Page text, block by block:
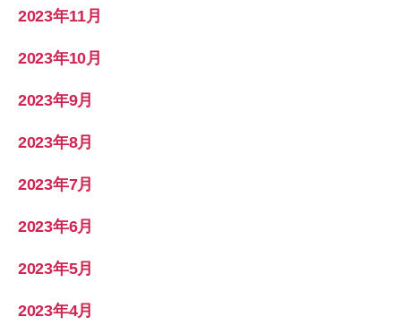
2023年11月
2023年10月
2023年9月
2023年8月
2023年7月
2023年6月
2023年5月
2023年4月